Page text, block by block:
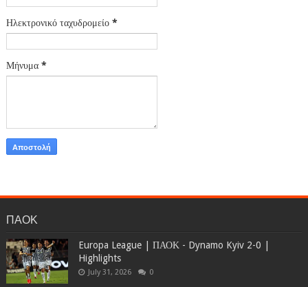
Ηλεκτρονικό ταχυδρομείο *
Μήνυμα *
ΠΑΟΚ
Europa League | ΠΑΟΚ - Dynamo Kyiv 2-0 |
Highlights
July 31, 2026 0